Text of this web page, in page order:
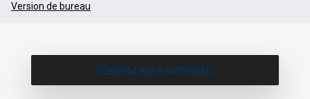
Version de bureau
N'hésitez pas à contribuer !